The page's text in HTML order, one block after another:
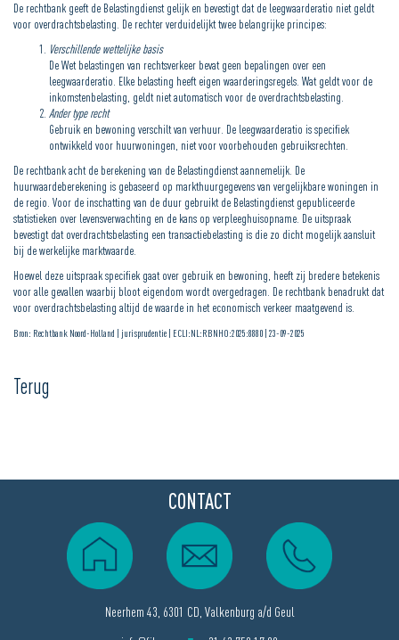
De rechtbank geeft de Belastingdienst gelijk en bevestigt dat de leegwaarderatio niet geldt
voor overdrachtsbelasting. De rechter verduidelijkt twee belangrijke principes:
Verschillende wettelijke basis
De Wet belastingen van rechtsverkeer bevat geen bepalingen over een
leegwaarderatio. Elke belasting heeft eigen waarderingsregels. Wat geldt voor de
inkomstenbelasting, geldt niet automatisch voor de overdrachtsbelasting.
Ander type recht
Gebruik en bewoning verschilt van verhuur. De leegwaarderatio is specifiek
ontwikkeld voor huurwoningen, niet voor voorbehouden gebruiksrechten.
De rechtbank acht de berekening van de Belastingdienst aannemelijk. De
huurwaardeberekening is gebaseerd op markthuurgegevens van vergelijkbare woningen in
de regio. Voor de inschatting van de duur gebruikt de Belastingdienst gepubliceerde
statistieken over levensverwachting en de kans op verpleeghuisopname. De uitspraak
bevestigt dat overdrachtsbelasting een transactiebelasting is die zo dicht mogelijk aansluit
bij de werkelijke marktwaarde.
Hoewel deze uitspraak specifiek gaat over gebruik en bewoning, heeft zij bredere betekenis
voor alle gevallen waarbij bloot eigendom wordt overgedragen. De rechtbank benadrukt dat
voor overdrachtsbelasting altijd de waarde in het economisch verkeer maatgevend is.
Bron: Rechtbank Noord-Holland | jurisprudentie | ECLI:NL:RBNHO:2025:8880 | 23-09-2025
Terug
CONTACT
Neerhem 43, 6301 CD, Valkenburg a/d Geul